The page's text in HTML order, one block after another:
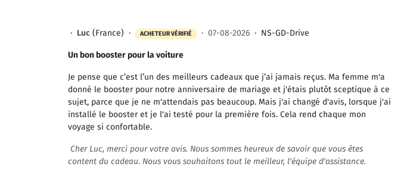
· Luc (France) · ACHETEUR VÉRIFIÉ · 07-08-2026 · NS-GD-Drive
Un bon booster pour la voiture
Je pense que c’est l’un des meilleurs cadeaux que j’ai jamais reçus. Ma femme m'a
donné le booster pour notre anniversaire de mariage et j'étais plutôt sceptique à ce
sujet, parce que je ne m'attendais pas beaucoup. Mais j'ai changé d'avis, lorsque j'ai
installé le booster et je l'ai testé pour la première fois. Cela rend chaque mon
voyage si confortable.
Cher Luc, merci pour votre avis. Nous sommes heureux de savoir que vous êtes
content du cadeau. Nous vous souhaitons tout le meilleur, l'équipe d'assistance.